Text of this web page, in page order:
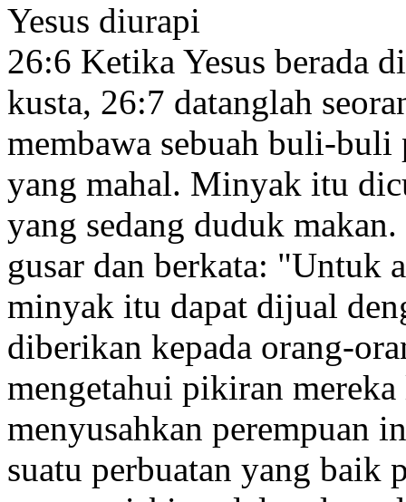
Yesus diurapi
26:6 Ketika Yesus berada
kusta, 26:7 datanglah
membawa sebuah buli-
yang mahal. Minyak itu
yang sedang duduk makan.
gusar dan berkata: "Untuk
minyak itu dapat dijual
diberikan kepada orang-
mengetahui pikiran
menyusahkan perempuan
suatu perbuatan yang baik